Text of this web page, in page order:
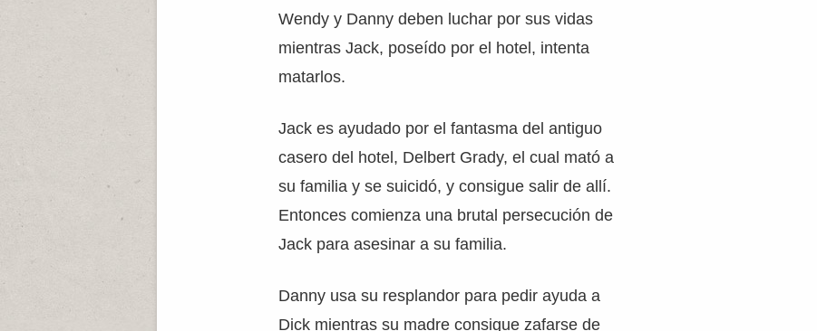
Wendy y Danny deben luchar por sus vidas
mientras Jack, poseído por el hotel, intenta
matarlos.
Jack es ayudado por el fantasma del antiguo
casero del hotel, Delbert Grady, el cual mató a
su familia y se suicidó, y consigue salir de allí.
Entonces comienza una brutal persecución de
Jack para asesinar a su familia.
Danny usa su resplandor para pedir ayuda a
Dick mientras su madre consigue zafarse de